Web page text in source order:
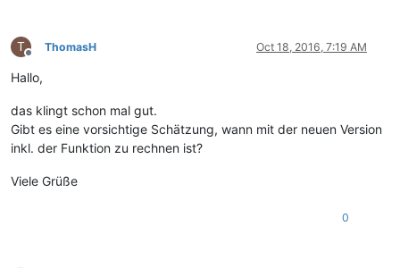
T
Offline
ThomasH Oct 18, 2016, 7:19 AM
Hallo,
das klingt schon mal gut.
Gibt es eine vorsichtige Schätzung, wann mit der neuen Version
inkl. der Funktion zu rechnen ist?
Viele Grüße
0